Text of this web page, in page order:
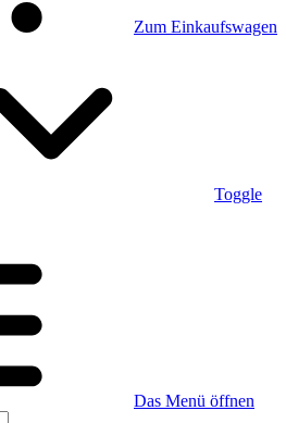
Zum Einkaufswagen
Toggle
Das Menü öffnen